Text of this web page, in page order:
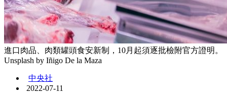
進口肉品、肉類罐頭食安新制，10月起須逐批檢附官方證明。
Unsplash by Iñigo De la Maza
中央社
2022-07-11